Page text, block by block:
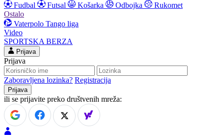
Fudbal
Futsal Košarka Odbojka
Rukomet
Ostalo
Vaterpolo Tango liga
Video
SPORTSKA BERZA
Prijava
Prijava
Zaboravljena lozinka? Registracija
ili se prijavite preko društvenih mreža: